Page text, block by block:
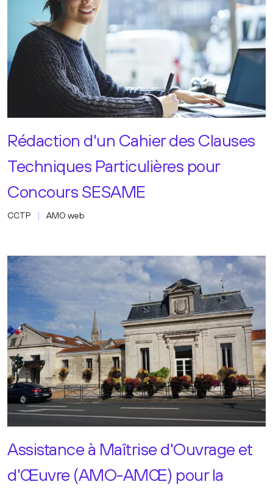
Rédaction d'un Cahier des Clauses
Techniques Particulières pour
Concours SESAME
CCTP AMO web
Assistance à Maîtrise d'Ouvrage et
d'Œuvre (AMO-AMŒ) pour la